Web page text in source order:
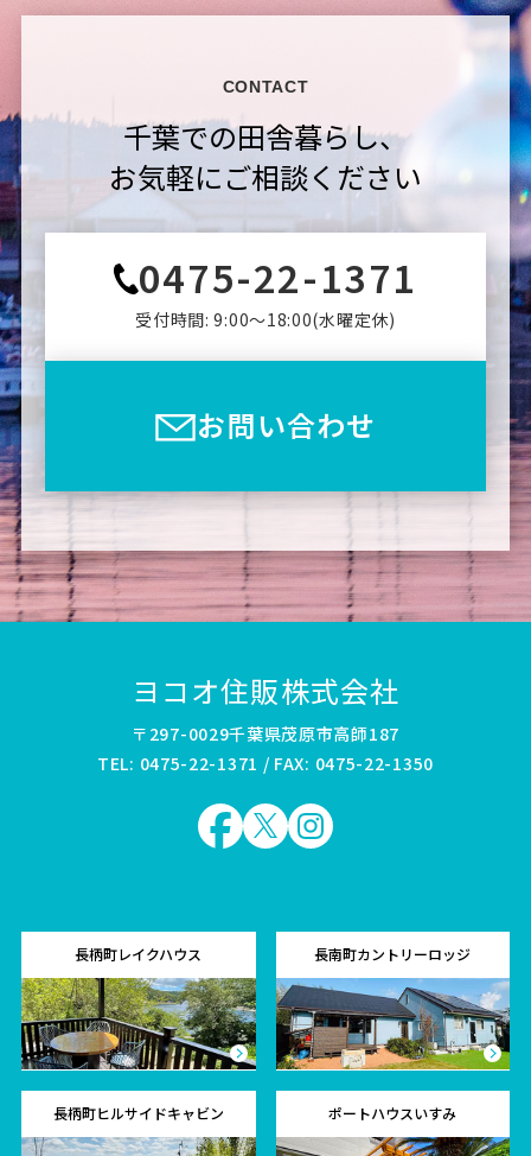
CONTACT
千葉での田舎暮らし、
お気軽にご相談ください
0475-22-1371
受付時間: 9:00〜18:00(⽔曜定休)
お問い合わせ
ヨコオ住販株式会社
〒297-0029千葉県茂原市高師187
TEL: 0475-22-1371 / FAX: 0475-22-1350
長柄町レイクハウス 長南町カントリーロッジ
長柄町ヒルサイドキャビン ポートハウスいすみ